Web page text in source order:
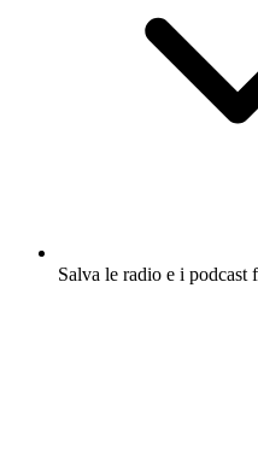
Salva le radio e i podcast